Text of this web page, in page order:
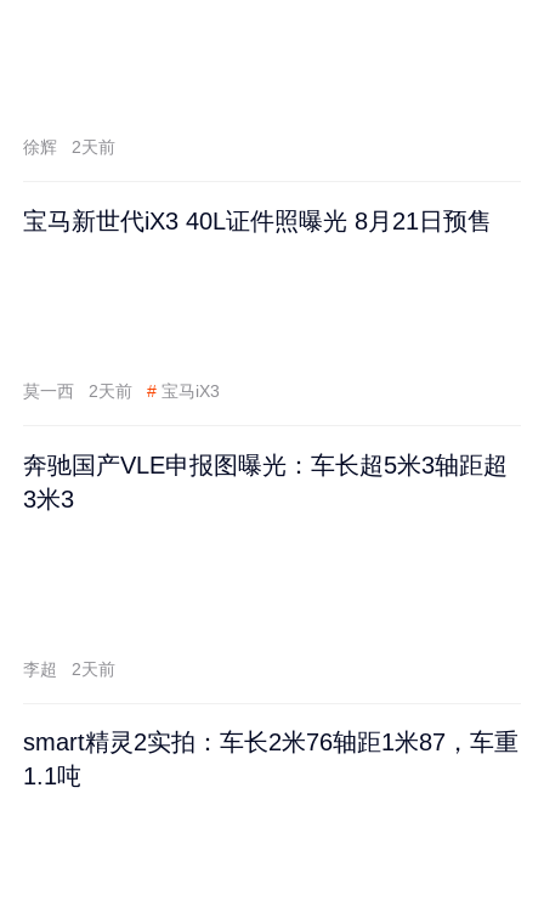
徐辉 2天前
宝马新世代iX3 40L证件照曝光 8月21日预售
莫一西 2天前 # 宝马iX3
奔驰国产VLE申报图曝光：车长超5米3轴距超
3米3
李超 2天前
smart精灵2实拍：车长2米76轴距1米87，车重
1.1吨